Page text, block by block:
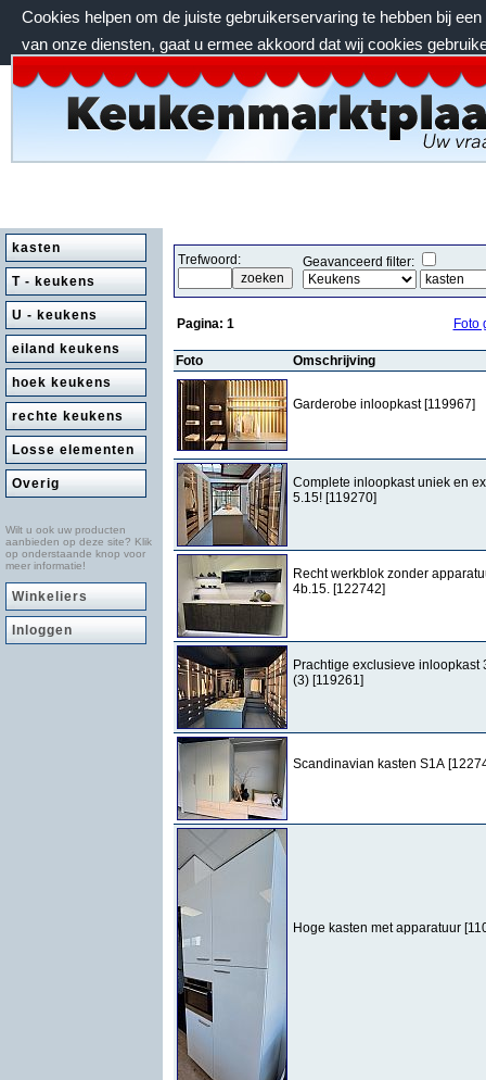
Cookies helpen om de juiste gebruikerservaring te hebben bij
van onze diensten, gaat u ermee akkoord dat wij cookies
donderdag 6 augustus 2026, 18:34 uur
kasten
T - keukens
U - keukens
eiland keukens
hoek keukens
rechte keukens
Losse elementen
Overig
Wilt u ook uw producten
aanbieden op deze site? Klik
op onderstaande knop voor
meer informatie!
Winkeliers
Inloggen
Trefwoord: Geavanceerd filter:
Pagina: 1 Foto
Foto Omschrijving
Garderobe inloopkast [119967]
Complete inloopkast uniek en
5.15! [119270]
Recht werkblok zonder
4b.15. [122742]
Prachtige exclusieve inloopkast
(3) [119261]
Scandinavian kasten S1A
Hoge kasten met apparatuur